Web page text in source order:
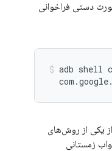
دستی فراخوانی
adb shell
از یکی از روش‌های
زمستانی